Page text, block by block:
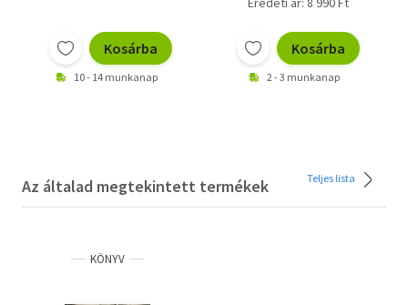
Kosárba
10 - 14 munkanap
Kosárba
2 - 3 munkanap
Az általad megtekintett termékek Teljes lista
KÖNYV